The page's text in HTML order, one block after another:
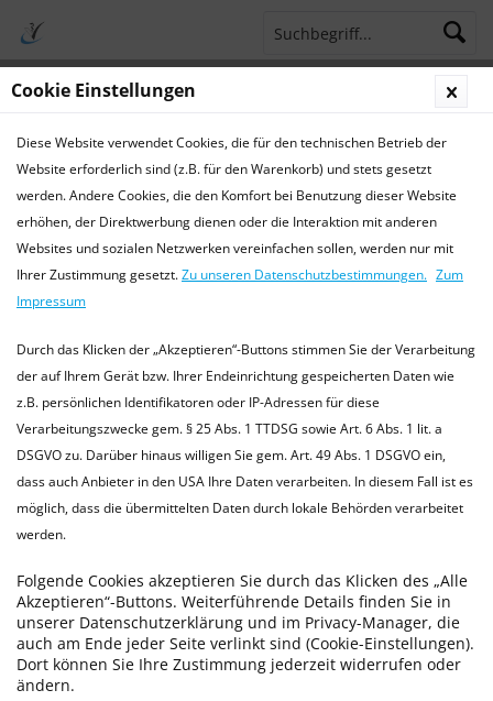
Terminsprechstunde Service Hotline 04421 773770
Aktuelles
Aktuelles
Informationen aus unserer Praxis und Tiermedizin. oder
besuchen Sie uns... mehr erfahren »
Filtern
Von: Dr. med. vet. Ralf Michling 16.09.16 00:00 0 Kommentare
Cookie Einstellungen
Diese Website verwendet Cookies, die für den technischen Betrieb der
Website erforderlich sind (z.B. für den Warenkorb) und stets gesetzt
werden. Andere Cookies, die den Komfort bei Benutzung dieser Website
erhöhen, der Direktwerbung dienen oder die Interaktion mit anderen
Websites und sozialen Netzwerken vereinfachen sollen, werden nur mit
Ihrer Zustimmung gesetzt.Zu unseren Datenschutzbestimmungen. Zum
Impressum
Durch das Klicken der „Akzeptieren“-Buttons stimmen Sie der Verarbeitung
der auf Ihrem Gerät bzw. Ihrer Endeinrichtung gespeicherten Daten wie
z.B. persönlichen Identifikatoren oder IP-Adressen für diese
Verarbeitungszwecke gem. § 25 Abs. 1 TTDSG sowie Art. 6 Abs. 1 lit. a
DSGVO zu. Darüber hinaus willigen Sie gem. Art. 49 Abs. 1 DSGVO ein,
dass auch Anbieter in den USA Ihre Daten verarbeiten. In diesem Fall ist es
möglich, dass die übermittelten Daten durch lokale Behörden verarbeitet
werden.
Folgende Cookies akzeptieren Sie durch das Klicken des „Alle
Akzeptieren“-Buttons. Weiterführende Details finden Sie in
unserer Datenschutzerklärung und im Privacy-Manager, die
auch am Ende jeder Seite verlinkt sind (Cookie-Einstellungen).
Dort können Sie Ihre Zustimmung jederzeit widerrufen oder
ändern.